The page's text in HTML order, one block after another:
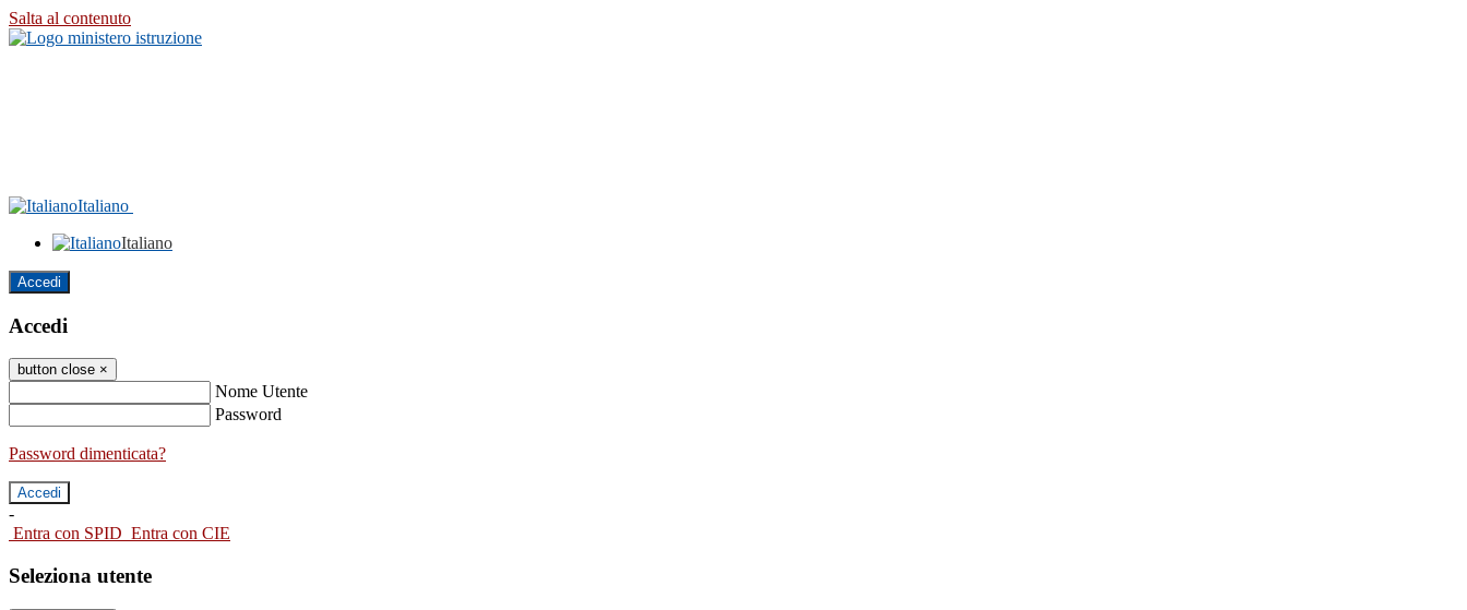
Salta al contenuto
Italiano
Italiano
Accedi
Accedi
button close ×
Nome Utente
Password
Password dimenticata?
-
Entra con SPID Entra con CIE
Seleziona utente